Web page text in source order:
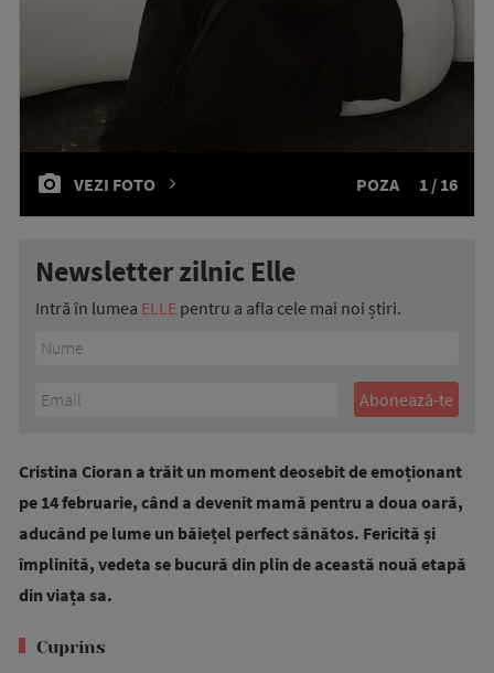
VEZI FOTO POZA 1 / 16
Newsletter zilnic Elle
Intră în lumea ELLE pentru a afla cele mai noi știri.
Cristina Cioran a trăit un moment deosebit de emoționant
pe 14 februarie, când a devenit mamă pentru a doua oară,
aducând pe lume un băiețel perfect sănătos. Fericită și
împlinită, vedeta se bucură din plin de această nouă etapă
din viața sa.
Cuprins